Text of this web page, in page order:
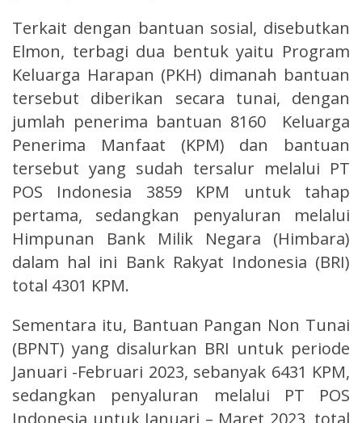
Terkait dengan bantuan sosial, disebutkan
Elmon, terbagi dua bentuk yaitu Program
Keluarga Harapan (PKH) dimanah bantuan
tersebut diberikan secara tunai, dengan
jumlah penerima bantuan 8160 Keluarga
Penerima Manfaat (KPM) dan bantuan
tersebut yang sudah tersalur melalui PT
POS Indonesia 3859 KPM untuk tahap
pertama, sedangkan penyaluran melalui
Himpunan Bank Milik Negara (Himbara)
dalam hal ini Bank Rakyat Indonesia (BRI)
total 4301 KPM.
Sementara itu, Bantuan Pangan Non Tunai
(BPNT) yang disalurkan BRI untuk periode
Januari -Februari 2023, sebanyak 6431 KPM,
sedangkan penyaluran melalui PT POS
Indonesia untuk Januari – Maret 2023, total